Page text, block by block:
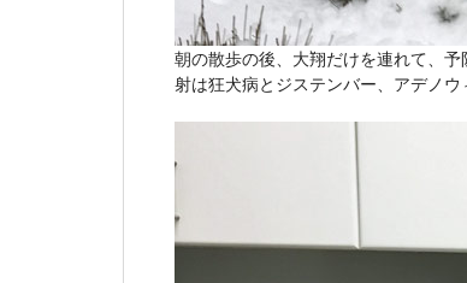
朝の散歩の後、大翔だけを連れて、
射は狂犬病とジステンバー、アデノ